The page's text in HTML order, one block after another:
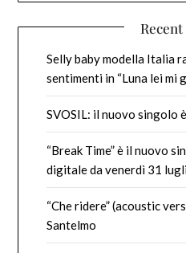
Recent
Selly baby modella Italia
sentimenti in “Luna lei mi
SVOSIL: il nuovo singolo è
“Break Time” è il nuovo
digitale da venerdì 31
“Che ridere” (acoustic
Santelmo